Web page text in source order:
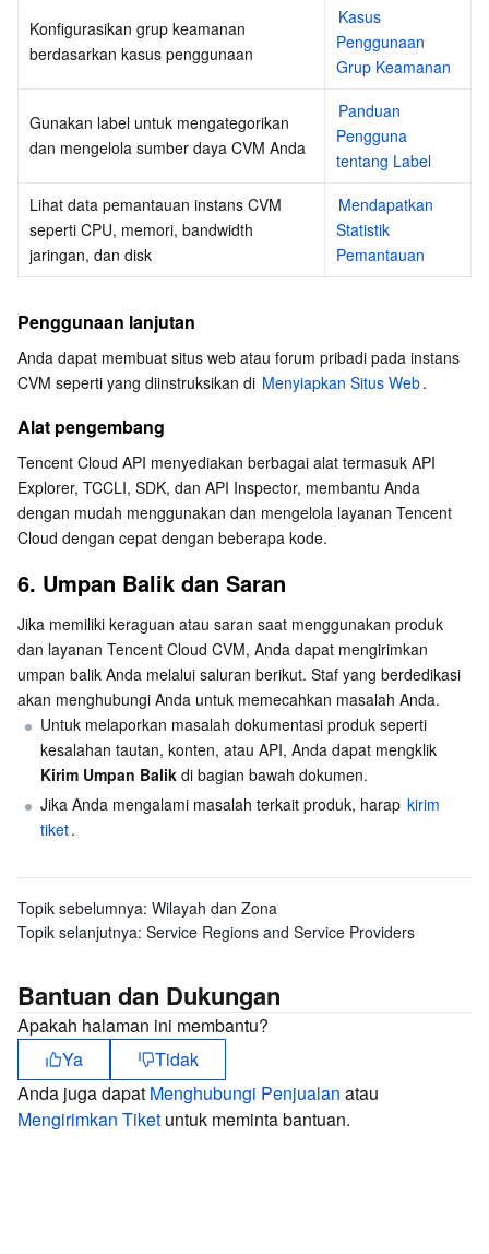
Konfigurasikan grup keamanan
berdasarkan kasus penggunaan
Kasus
Penggunaan
Grup Keamanan
Gunakan label untuk mengategorikan
dan mengelola sumber daya CVM Anda
Panduan
Pengguna
tentang Label
Lihat data pemantauan instans CVM
seperti CPU, memori, bandwidth
jaringan, dan disk
Mendapatkan
Statistik
Pemantauan
Penggunaan lanjutan
Anda dapat membuat situs web atau forum pribadi pada instans
CVM seperti yang diinstruksikan di Menyiapkan Situs Web.
Alat pengembang
Tencent Cloud API menyediakan berbagai alat termasuk API
Explorer, TCCLI, SDK, dan API Inspector, membantu Anda
dengan mudah menggunakan dan mengelola layanan Tencent
Cloud dengan cepat dengan beberapa kode.
6. Umpan Balik dan Saran
Jika memiliki keraguan atau saran saat menggunakan produk
dan layanan Tencent Cloud CVM, Anda dapat mengirimkan
umpan balik Anda melalui saluran berikut. Staf yang berdedikasi
akan menghubungi Anda untuk memecahkan masalah Anda.
Untuk melaporkan masalah dokumentasi produk seperti
kesalahan tautan, konten, atau API, Anda dapat mengklik
Kirim Umpan Balik di bagian bawah dokumen.
Jika Anda mengalami masalah terkait produk, harap kirim
tiket.
Topik sebelumnya: Wilayah dan Zona
Topik selanjutnya: Service Regions and Service Providers
Bantuan dan Dukungan
Apakah halaman ini membantu?
Ya
Tidak
Anda juga dapat Menghubungi Penjualan atau
Mengirimkan Tiket untuk meminta bantuan.